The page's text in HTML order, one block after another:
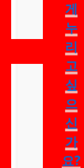
게
누
리
고
싶
으
신
가
요?